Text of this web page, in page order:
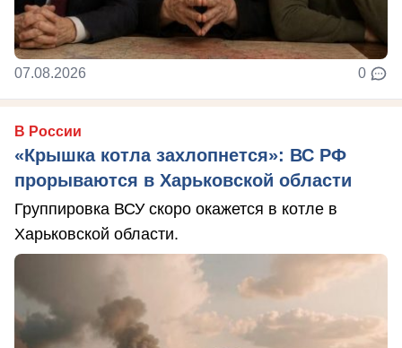
07.08.2026 0
В России
«Крышка котла захлопнется»: ВС РФ
прорываются в Харьковской области
Группировка ВСУ скоро окажется в котле в
Харьковской области.